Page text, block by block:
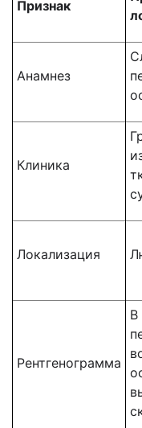
Признак
Анамнез
Клиника
Локализация
Рентгенограмма
В